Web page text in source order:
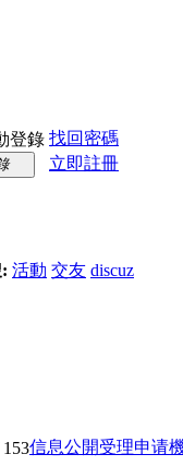
登錄 找回密碼
立即註冊
活動 交友 discuz
153信息公開受理申请